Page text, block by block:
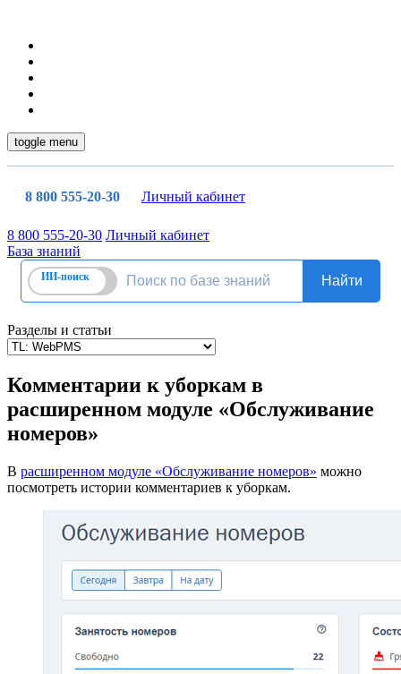
toggle menu
8 800 555-20-30 Личный кабинет
8 800 555-20-30 Личный кабинет
База знаний
Разделы и статьи
Комментарии к уборкам в
расширенном модуле «Обслуживание
номеров»
В расширенном модуле «Обслуживание номеров» можно
посмотреть истории комментариев к уборкам.